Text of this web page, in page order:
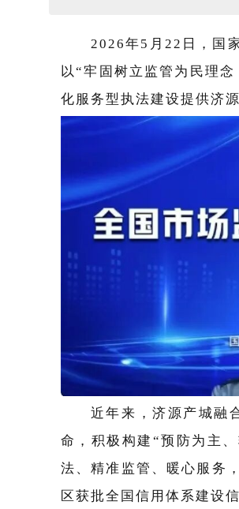
2026年5月22日，国
以“牢固树立监管为民理
化服务型执法建设提供济
近年来，济源产城融
命，积极构建“预防为主
法、精准监管、暖心服务
区获批全国信用体系建设